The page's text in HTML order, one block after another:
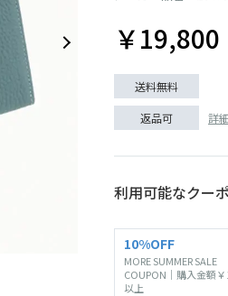
コーラルピンク
￥19,800
送料無料
返品可 詳細
利用可能なクー
10%OFF
MORE SUMMER SALE
COUPON｜購入金額
以上